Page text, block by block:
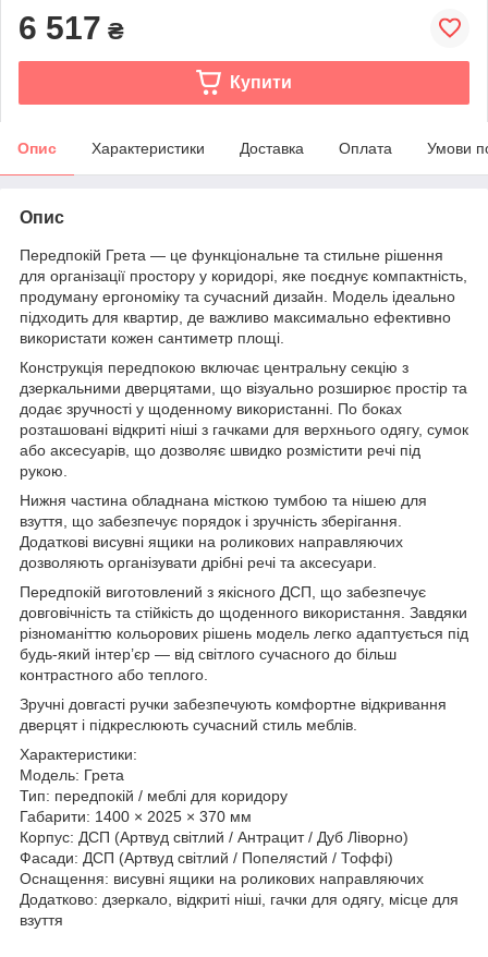
6 517 ₴
Купити
Опис Характеристики Доставка Оплата Умови
Опис
Передпокій Грета — це функціональне та стильне рішення
для організації простору у коридорі, яке поєднує компактність,
продуману ергономіку та сучасний дизайн. Модель ідеально
підходить для квартир, де важливо максимально ефективно
використати кожен сантиметр площі.
Конструкція передпокою включає центральну секцію з
дзеркальними дверцятами, що візуально розширює простір та
додає зручності у щоденному використанні. По боках
розташовані відкриті ніші з гачками для верхнього одягу, сумок
або аксесуарів, що дозволяє швидко розмістити речі під
рукою.
Нижня частина обладнана місткою тумбою та нішею для
взуття, що забезпечує порядок і зручність зберігання.
Додаткові висувні ящики на роликових направляючих
дозволяють організувати дрібні речі та аксесуари.
Передпокій виготовлений з якісного ДСП, що забезпечує
довговічність та стійкість до щоденного використання. Завдяки
різноманіттю кольорових рішень модель легко адаптується під
будь-який інтер’єр — від світлого сучасного до більш
контрастного або теплого.
Зручні довгасті ручки забезпечують комфортне відкривання
дверцят і підкреслюють сучасний стиль меблів.
Характеристики:
Модель: Грета
Тип: передпокій / меблі для коридору
Габарити: 1400 × 2025 × 370 мм
Корпус: ДСП (Артвуд світлий / Антрацит / Дуб Ліворно)
Фасади: ДСП (Артвуд світлий / Попелястий / Тоффі)
Оснащення: висувні ящики на роликових направляючих
Додатково: дзеркало, відкриті ніші, гачки для одягу, місце для
взуття